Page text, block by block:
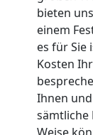
bieten
einem
es für Sie
Kosten
Ihnen
sämtliche
Umzug
für